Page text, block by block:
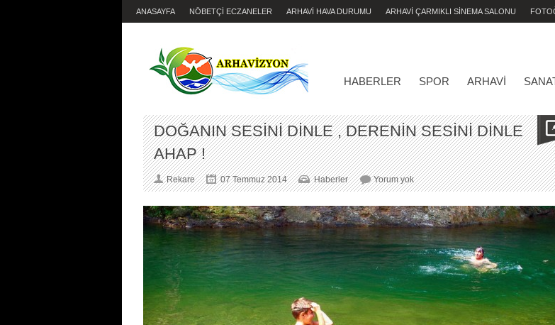
ANASAYFA NÖBETÇİ ECZANELER ARHAVİ HAVA DURUMU ARHAVİ ÇARMIKLI SİNEMA SALONU
HABERLER SPOR ARHAVI
DOĞANIN SESİNİ DİNLE , DERENİN SESİNİ DİNLE
AHAP !
Rekare 07 Temmuz 2014 Haberler Yorum yokDOĞANIN
SESİNİ
DİNLE
,
DERENİN
SESİNİ
DİNLE
AHAP
!